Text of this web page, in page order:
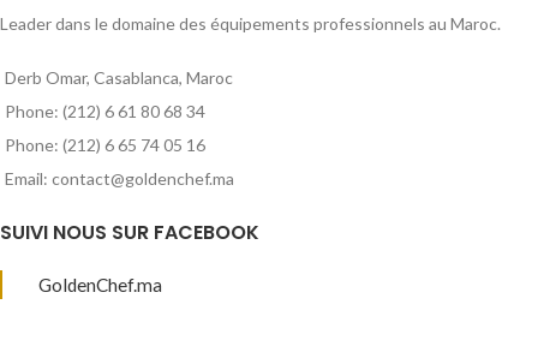
Leader dans le domaine des équipements professionnels au Maroc.
Derb Omar, Casablanca, Maroc
Phone: (212) 6 61 80 68 34
Phone: (212) 6 65 74 05 16
Email: contact@goldenchef.ma
SUIVI NOUS SUR FACEBOOK
GoldenChef.ma